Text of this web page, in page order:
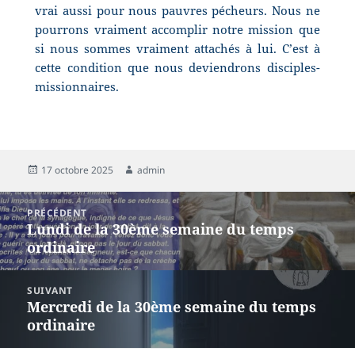
vrai aussi pour nous pauvres pécheurs. Nous ne
pourrons vraiment accomplir notre mission que
si nous sommes vraiment attachés à lui. C’est à
cette condition que nous deviendrons disciples-
missionnaires.
17 octobre 2025 admin
PRÉCÉDENT
Lundi de la 30ème semaine du temps
ordinaire
SUIVANT
Mercredi de la 30ème semaine du temps
ordinaire